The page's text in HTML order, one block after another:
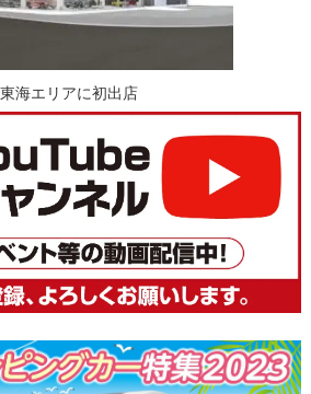
海エリアに初出店